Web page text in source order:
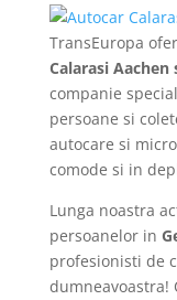
TransEuropa
Calarasi
companie
persoane si
autocare si
comode si in
Lunga noastra
persoanelor in
profesionisti de